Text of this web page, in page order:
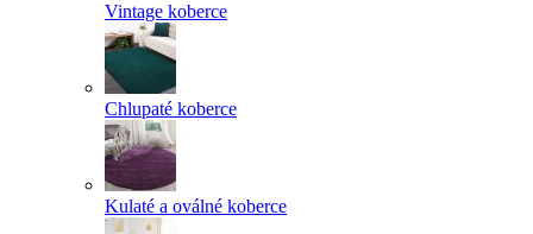
Vintage koberce
Chlupaté koberce
Kulaté a oválné koberce